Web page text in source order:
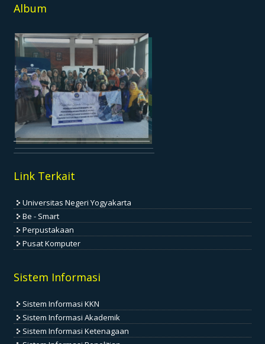
Album
Link Terkait
Universitas Negeri Yogyakarta
Be - Smart
Perpustakaan
Pusat Komputer
Sistem Informasi
Sistem Informasi KKN
Sistem Informasi Akademik
Sistem Informasi Ketenagaan